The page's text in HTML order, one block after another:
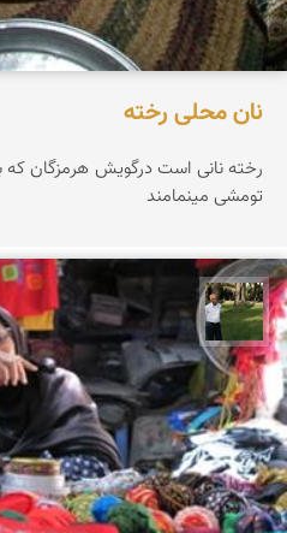
نان محلی رخته
رخته نانی است درگویش هرمزگان که
تومشی مینمامند
عبدل شعبانی